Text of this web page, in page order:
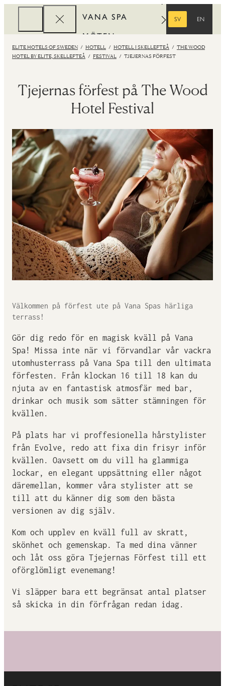
VANA SPA
MÖTEN
FÖRETAG
SV
EN
ELITE HOTELS OF SWEDEN HOTELL HOTELL I SKELLEFTEÅ
THE WOOD
HOTEL BY ELITE, SKELLEFTEÅ
FESTIVAL TJEJERNAS FÖRFEST
Tjejernas förfest på The Wood
Hotel Festival
Välkommen på förfest ute på Vana Spas härliga
terrass!
Gör dig redo för en magisk kväll på Vana
Spa! Missa inte när vi förvandlar vår vackra
utomhusterrass på Vana Spa till den ultimata
förfesten. Från klockan 16 till 18 kan du
njuta av en fantastisk atmosfär med bar,
drinkar och musik som sätter stämningen för
kvällen.
På plats har vi proffesionella hårstylister
från Evolve, redo att fixa din frisyr inför
kvällen. Oavsett om du vill ha glammiga
lockar, en elegant uppsättning eller något
däremellan, kommer våra stylister att se
till att du känner dig som den bästa
versionen av dig själv.
Kom och upplev en kväll full av skratt,
skönhet och gemenskap. Ta med dina vänner
och låt oss göra Tjejernas Förfest till ett
oförglömligt evenemang!
Vi släpper bara ett begränsat antal platser
så skicka in din förfrågan redan idag.